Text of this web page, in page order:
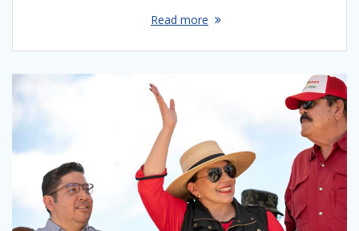
Read more